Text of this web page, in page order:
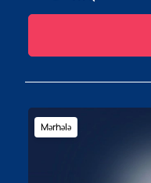
Mərhələ